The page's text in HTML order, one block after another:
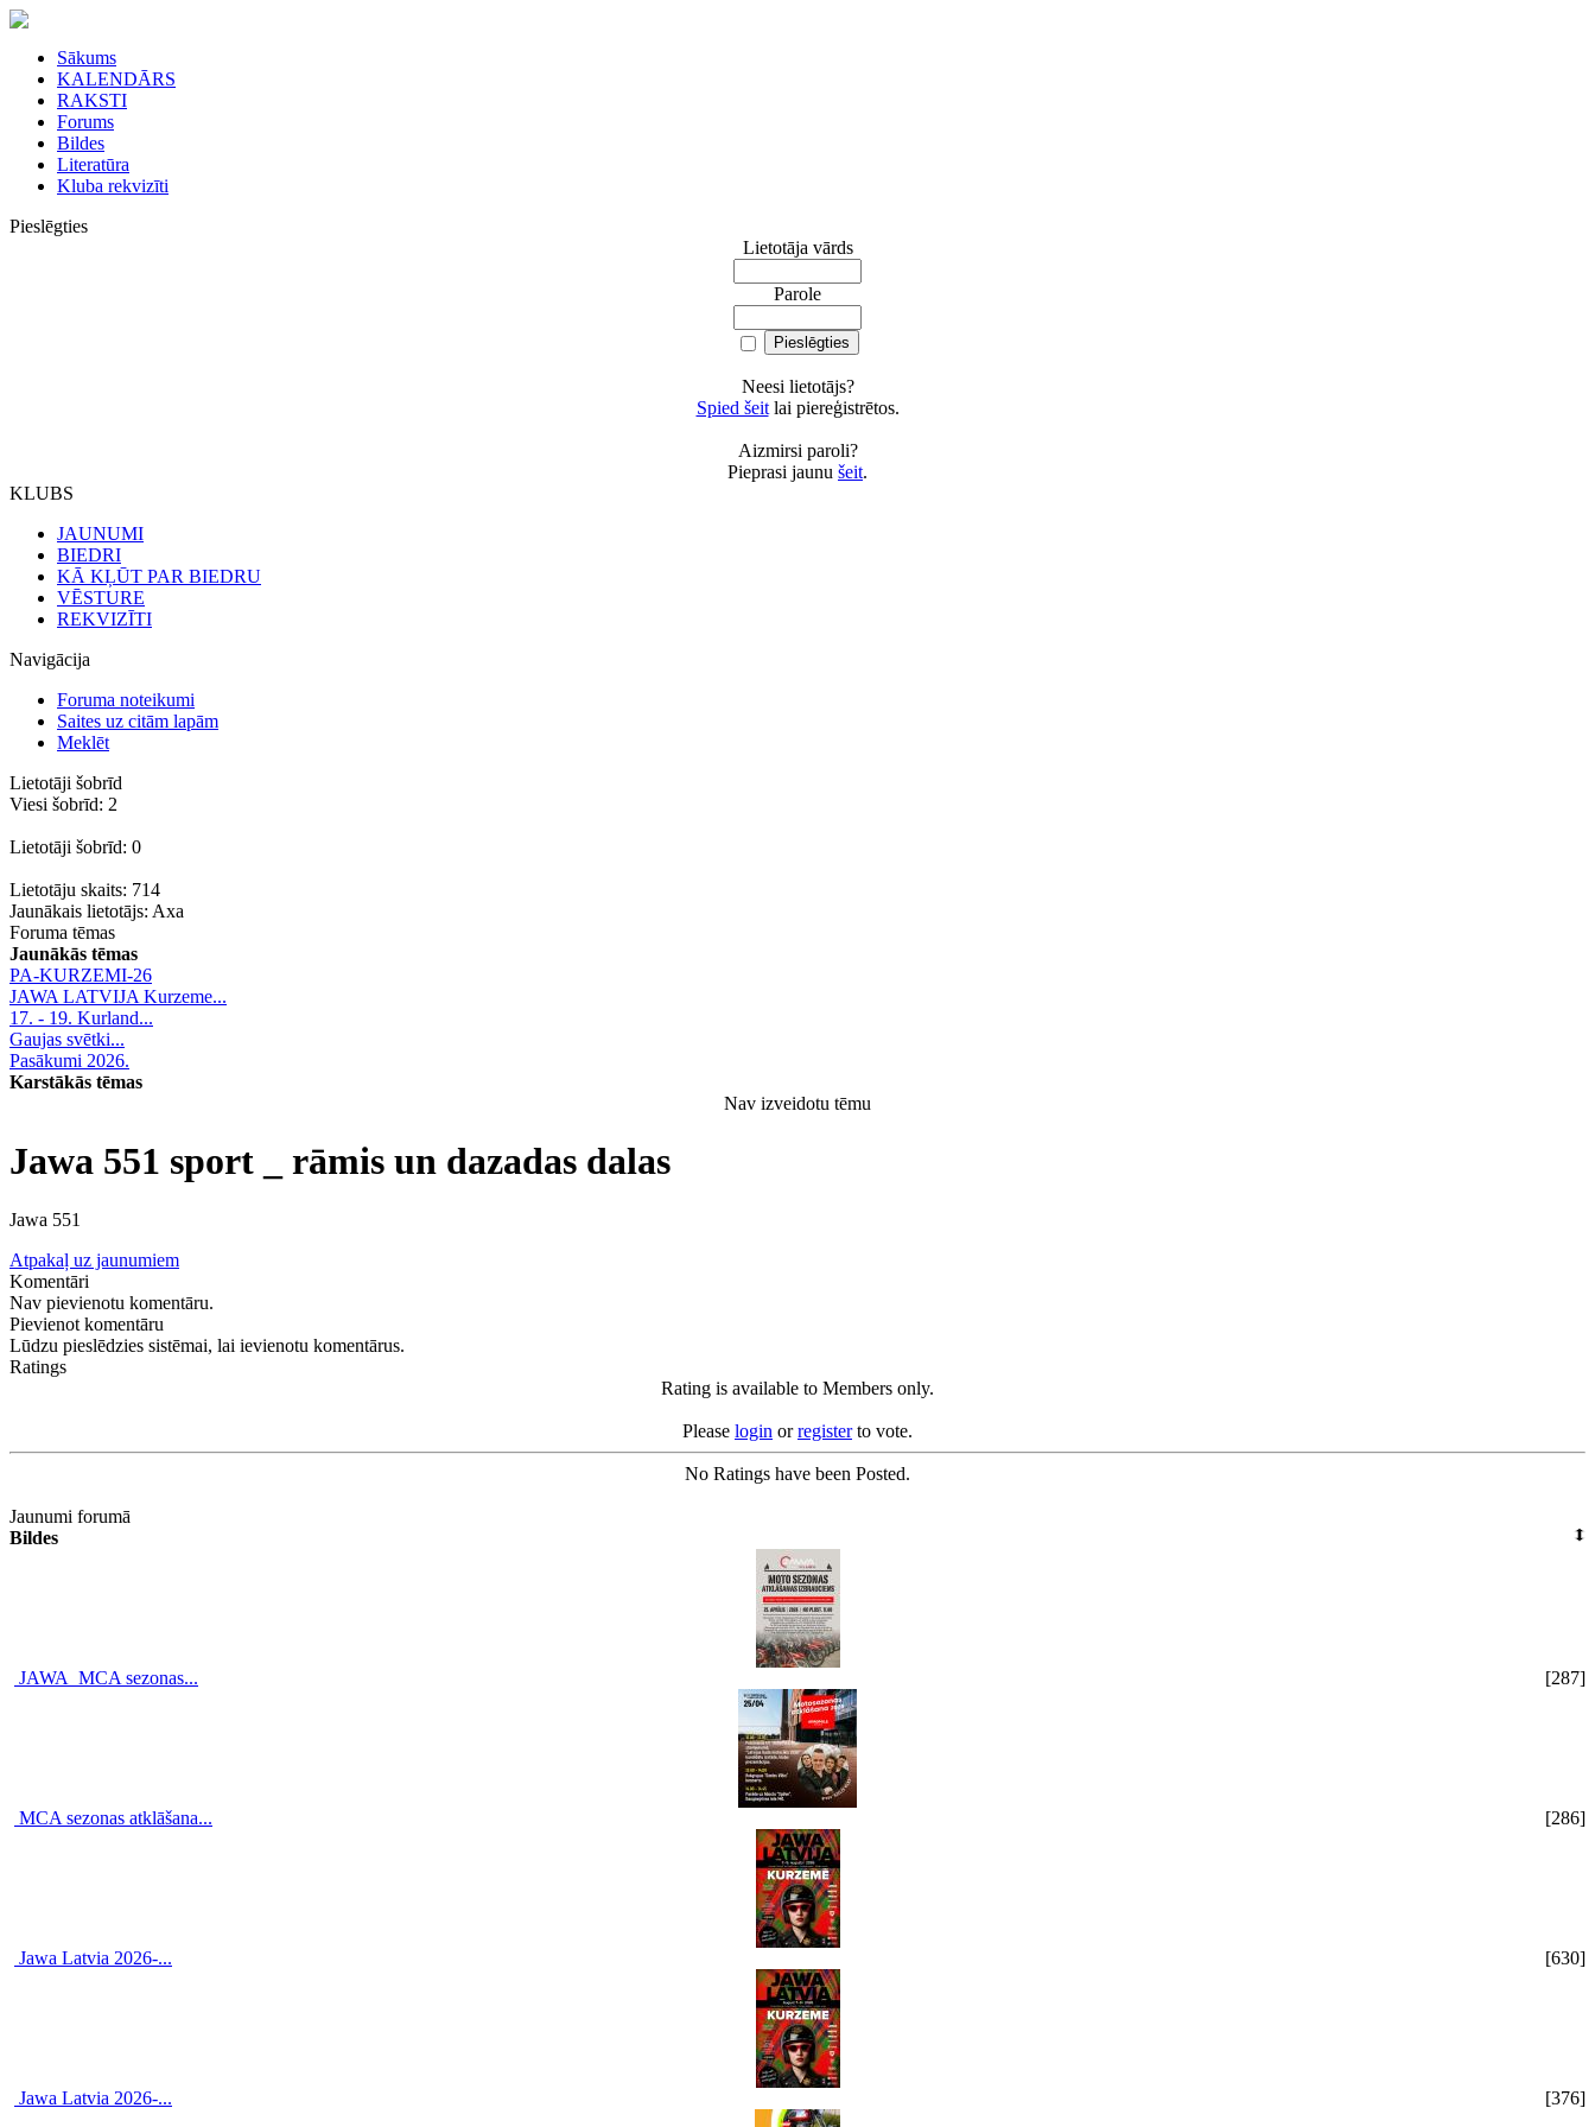
Sākums
KALENDĀRS
RAKSTI
Forums
Bildes
Literatūra
Kluba rekvizīti
Pieslēgties
Lietotāja vārds
Parole
Neesi lietotājs?
Spied šeitlai piereģistrētos.
Aizmirsi paroli?
Pieprasi jaunu šeit.
KLUBS
JAUNUMI
BIEDRI
KĀ KĻŪT PAR BIEDRU
VĒSTURE
REKVIZĪTI
Navigācija
Foruma noteikumi
Saites uz citām lapām
Meklēt
Lietotāji šobrīd
Viesi šobrīd: 2
Lietotāji šobrīd: 0
Lietotāju skaits: 714
Jaunākais lietotājs: Axa
Foruma tēmas
Jaunākās tēmas
PA-KURZEMI-26
JAWA LATVIJA Kurzeme...
17. - 19. Kurland...
Gaujas svētki...
Pasākumi 2026.
Karstākās tēmas
Nav izveidotu tēmu
Jawa 551 sport _ rāmis un dazadas dalas
Jawa 551
Atpakaļ uz jaunumiem
Komentāri
Nav pievienotu komentāru.
Pievienot komentāru
Lūdzu pieslēdzies sistēmai, lai ievienotu komentārus.
Ratings
Rating is available to Members only.
Please login orregisterto vote.
No Ratings have been Posted.
Jaunumi forumā
Bildes
JAWA_MCA sezonas... [287]
MCA sezonas atklāšana... [286]
Jawa Latvia 2026-... [630]
Jawa Latvia 2026-... [376]